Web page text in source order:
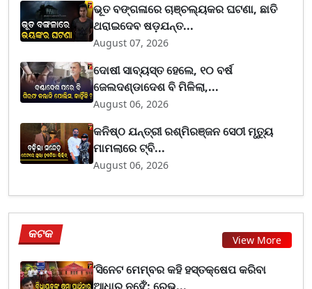
ଭୂତ ବଙ୍ଗଳାରେ ଚାଞ୍ଚଲ୍ୟକର ଘଟଣା, ଛାତି
ଥରାଇଦେବ ଷଡ଼ଯନ୍ତ...
August 07, 2026
ଦୋଷୀ ସାବ୍ୟସ୍ତ ହେଲେ, ୧୦ ବର୍ଷ
ଜେଲଦଣ୍ଡାଦେଶ ବି ମିଳିଲା,...
August 06, 2026
କନିଷ୍ଠ ଯନ୍ତ୍ରୀ ରଶ୍ମିରଞ୍ଜନ ସେଠୀ ମୃତ୍ୟୁ
ମାମଲାରେ ଟ୍ବି...
August 06, 2026
କଟକ View More
‘ସିନେଟ ମେମ୍ବର କହି ହସ୍ତକ୍ଷେପ କରିବା